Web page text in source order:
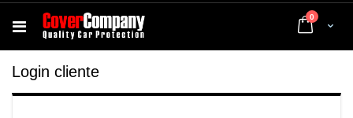
Cart
0 elementi
Login cliente